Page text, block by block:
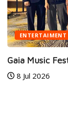
JEC